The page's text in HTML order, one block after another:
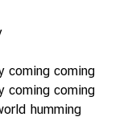
coming coming
coming coming
humming